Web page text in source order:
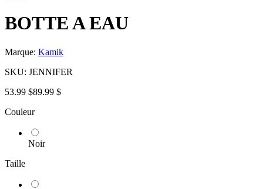
BOTTE A EAU
Marque: Kamik
SKU: JENNIFER
53.99 $89.99 $
Couleur
Noir
Taille